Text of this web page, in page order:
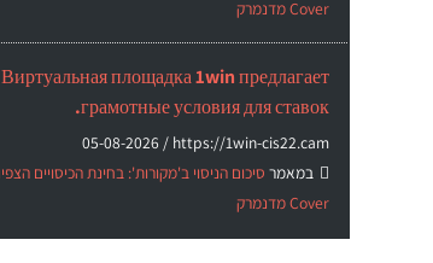
Cover מדנמרק
Виртуальная площадка 1win предлагает
грамотные условия для ставок.
https://1win-cis22.cam /
05-08-2026
במאמר
Cover מדנמרק